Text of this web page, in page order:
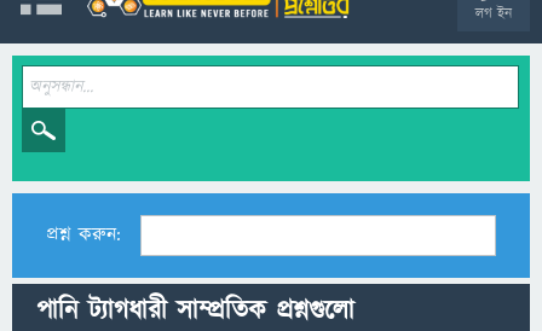
লগ ইন
প্রশ্ন করুন:
পানি ট্যাগধারী সাম্প্রতিক প্রশ্নগুলো